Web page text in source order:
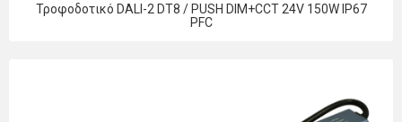
Τροφοδοτικό DALI-2 DT8 / PUSH DIM+CCT 24V 150W IP67
PFC